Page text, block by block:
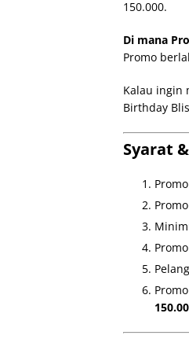
150.000.
Di mana
Promo
Kalau ingin
Birthday
Syarat